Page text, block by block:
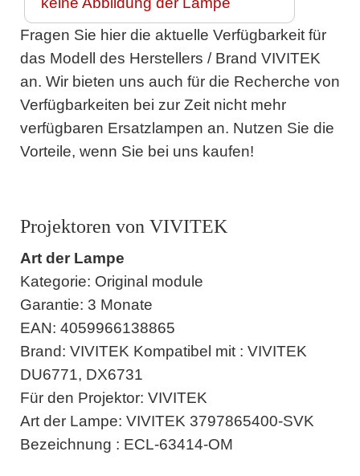
Fragen Sie hier die aktuelle Verfügbarkeit für
das Modell des Herstellers / Brand VIVITEK
an. Wir bieten uns auch für die Recherche von
Verfügbarkeiten bei zur Zeit nicht mehr
verfügbaren Ersatzlampen an. Nutzen Sie die
Vorteile, wenn Sie bei uns kaufen!
Projektoren von VIVITEK
Art der Lampe
Kategorie: Original module
Garantie: 3 Monate
EAN: 4059966138865
Brand: VIVITEK Kompatibel mit : VIVITEK
DU6771, DX6731
Für den Projektor: VIVITEK
Art der Lampe: VIVITEK 3797865400-SVK
Bezeichnung : ECL-63414-OM